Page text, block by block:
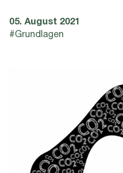
05. August 2021
#Grundlagen